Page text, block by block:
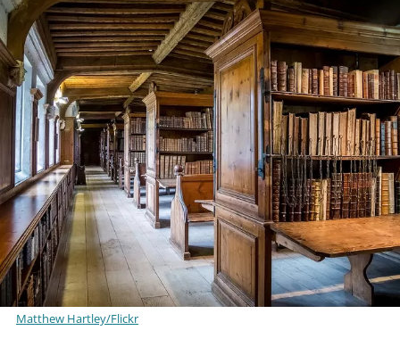
Matthew Hartley/Flickr